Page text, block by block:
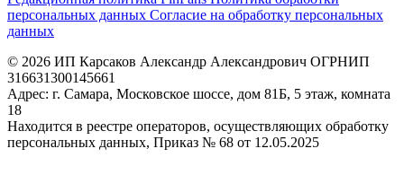
персональных данных Согласие на обработку персональных
данных
© 2026 ИП Карсаков Александр Александрович ОГРНИП
316631300145661
Адрес: г. Самара, Московское шоссе, дом 81Б, 5 этаж, комната
18
Находится в реестре операторов, осуществляющих обработку
персональных данных, Приказ № 68 от 12.05.2025